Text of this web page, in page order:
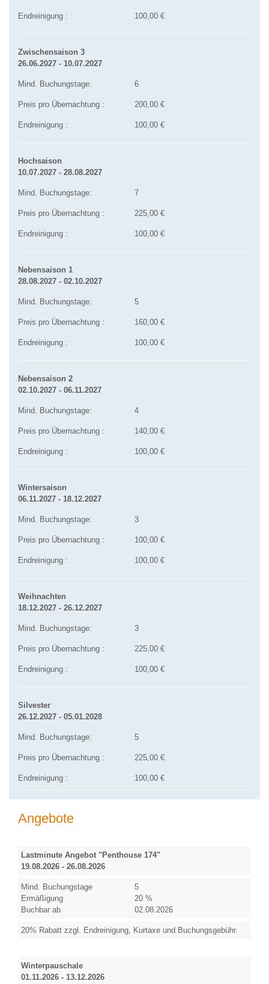
Endreinigung : 100,00 €
Zwischensaison 3
26.06.2027 - 10.07.2027
Mind. Buchungstage: 6
Preis pro Übernachtung : 200,00 €
Endreinigung : 100,00 €
Hochsaison
10.07.2027 - 28.08.2027
Mind. Buchungstage: 7
Preis pro Übernachtung : 225,00 €
Endreinigung : 100,00 €
Nebensaison 1
28.08.2027 - 02.10.2027
Mind. Buchungstage: 5
Preis pro Übernachtung : 160,00 €
Endreinigung : 100,00 €
Nebensaison 2
02.10.2027 - 06.11.2027
Mind. Buchungstage: 4
Preis pro Übernachtung : 140,00 €
Endreinigung : 100,00 €
Wintersaison
06.11.2027 - 18.12.2027
Mind. Buchungstage: 3
Preis pro Übernachtung : 100,00 €
Endreinigung : 100,00 €
Weihnachten
18.12.2027 - 26.12.2027
Mind. Buchungstage: 3
Preis pro Übernachtung : 225,00 €
Endreinigung : 100,00 €
Silvester
26.12.2027 - 05.01.2028
Mind. Buchungstage: 5
Preis pro Übernachtung : 225,00 €
Endreinigung : 100,00 €
Angebote
Lastminute Angebot "Penthouse 174"
19.08.2026 - 26.08.2026
Mind. Buchungstage
5
Ermäßigung
20 %
Buchbar ab
02.08.2026
20% Rabatt zzgl. Endreinigung, Kurtaxe und Buchungsgebühr.
Winterpauschale
01.11.2026 - 13.12.2026